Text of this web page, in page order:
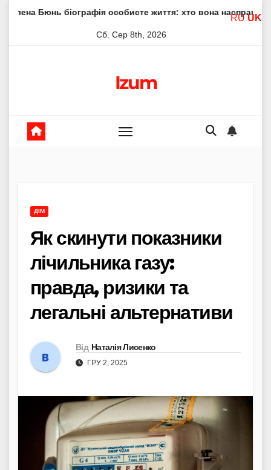
особисте життя: хто вона насправді Елена
Сб. Сер 8th, 2026
Izum
ДІМ
Як скинути показники
лічильника газу:
правда, ризики та
легальні альтернативи
Від Наталія Лисенко
ГРУ 2, 2025
RU UK